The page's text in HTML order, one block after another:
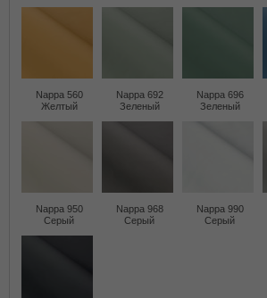
Nappa 560
Желтый
Nappa 692
Зеленый
Nappa 696
Зеленый
Nappa 950
Серый
Nappa 968
Серый
Nappa 990
Серый